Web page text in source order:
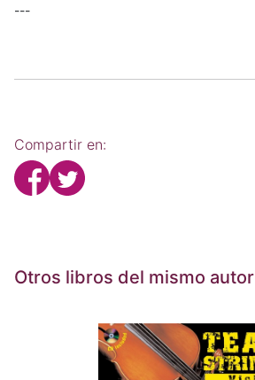
---
Compartir en:
Otros libros del mismo autor